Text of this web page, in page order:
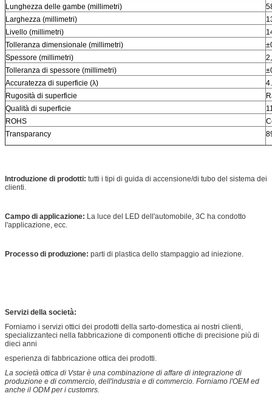
Lunghezza delle gambe (millimetri)
Larghezza (millimetri)
Livello (millimetri)
Tolleranza dimensionale (millimetri)
Spessore (millimetri)
Tolleranza di spessore (millimetri)
Accuratezza di superficie (λ)
Rugosità di superficie
Qualità di superficie
ROHS
Transparancy
Introduzione di prodotti: tutti i tipi di guida di accensione/di tubo del sistema dei
clienti.
Campo di applicazione: La luce del LED dell'automobile, 3C ha condotto
l'applicazione, ecc.
Processo di produzione: parti di plastica dello stampaggio ad iniezione.
Servizi della società:
Forniamo i servizi ottici dei prodotti della sarto-domestica ai nostri clienti,
specializzanteci nella fabbricazione di componenti ottiche di precisione più di
dieci anni
esperienza di fabbricazione ottica dei prodotti.
La società ottica di Vstar è una combinazione di affare di integrazione di
produzione e di commercio, dell'industria e di commercio. Forniamo l'OEM ed
anche il ODM per i customrs.